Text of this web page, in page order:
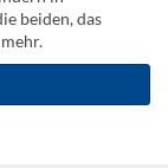
beiden, das